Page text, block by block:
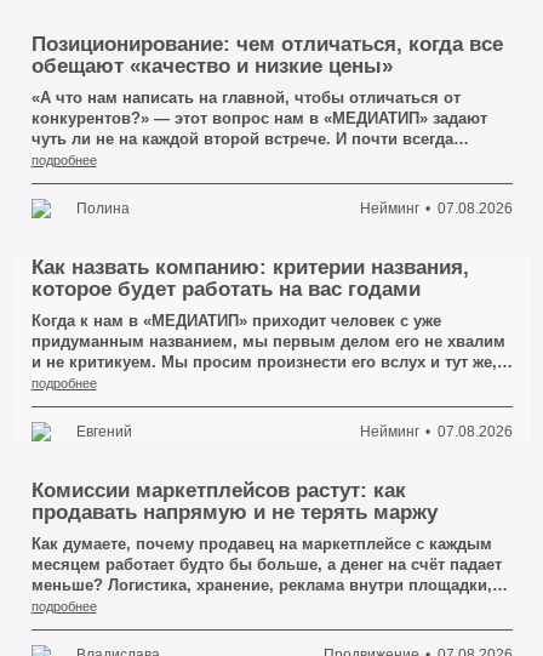
Позиционирование: чем отличаться, когда все
обещают «качество и низкие цены»
«А что нам написать на главной, чтобы отличаться от
конкурентов?» — этот вопрос нам в «МЕДИАТИП» задают
чуть ли не на каждой второй встрече. И почти всегда
человек уже знает, каким должен быть ответ. Он ждёт, что
мы предложим красивую формулировку про качество,
индивидуальный подход и низкие цены — что-нибудь, что
можно вынести крупными буквами на первый экран сайта.
три сайта ближайших конкурентов в Кемерово. И через
минуту человек сам всё видит: там написано ровно то же
самое, слово в слово.
подробнее
Полина Нейминг 07.08.2026
Как назвать компанию: критерии названия,
которое будет работать на вас годами
Когда к нам в «МЕДИАТИП» приходит человек с уже
придуманным названием, мы первым делом его не хвалим
и не критикуем. Мы просим произнести его вслух и тут же,
не глядя, записать на слух — так, как записал бы обычный
клиент, услышавший имя по телефону. И вот на этом
простом действии половина красивых названий
рассыпается. Человек говорит «СтройГарантПлюс», а на
«СтройГрант», а к третьему разу он уже сам не уверен, где
там что. Название вроде есть, а передать его другому
человеку без ошибки невозможно.
подробнее
Евгений Нейминг 07.08.2026
Комиссии маркетплейсов растут: как
продавать напрямую и не терять маржу
Как думаете, почему продавец на маркетплейсе с каждым
месяцем работает будто бы больше, а денег на счёт падает
меньше? Логистика, хранение, реклама внутри площадки,
комиссия за категорию — каждая строчка в отчёте
маркетплейса откусывает свой кусок, и вроде бы ни одна
из них не выглядит критичной. А потом смотришь на
подробнее